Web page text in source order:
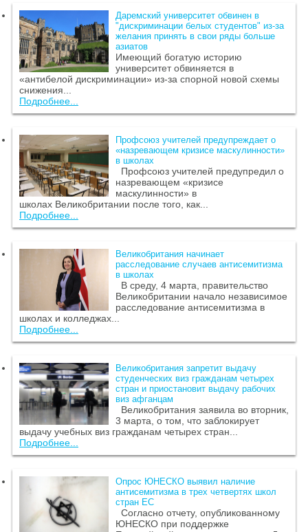
Даремский университет обвинен в
"дискриминации белых студентов" из-за
желания принять в свои ряды больше
азиатов
Имеющий богатую историю
университет обвиняется в
«антибелой дискриминации» из-за спорной новой схемы
снижения...
Подробнее...
Профсоюз учителей предупреждает о
«назревающем кризисе маскулинности»
в школах
Профсоюз учителей предупредил о
назревающем «кризисе
маскулинности» в
школах Великобритании после того, как...
Подробнее...
Великобритания начинает
расследование случаев антисемитизма
в школах
В среду, 4 марта, правительство
Великобритании начало независимое
расследование антисемитизма в
школах и колледжах...
Подробнее...
Великобритания запретит выдачу
студенческих виз гражданам четырех
стран и приостановит выдачу рабочих
виз афганцам
Великобритания заявила во вторник,
3 марта, о том, что заблокирует
выдачу учебных виз гражданам четырех стран...
Подробнее...
Опрос ЮНЕСКО выявил наличие
антисемитизма в трех четвертях школ
стран ЕС
Согласно отчету, опубликованному
ЮНЕСКО при поддержке